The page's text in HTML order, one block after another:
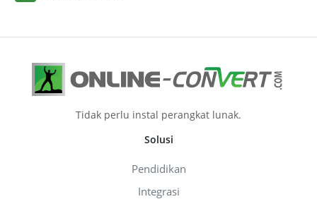
Tidak perlu instal perangkat lunak.
Solusi
Pendidikan
Integrasi